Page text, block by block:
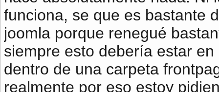
funciona, se que es bastante
joomla porque renegué
siempre esto debería estar
dentro de una carpeta
realmente por eso estoy